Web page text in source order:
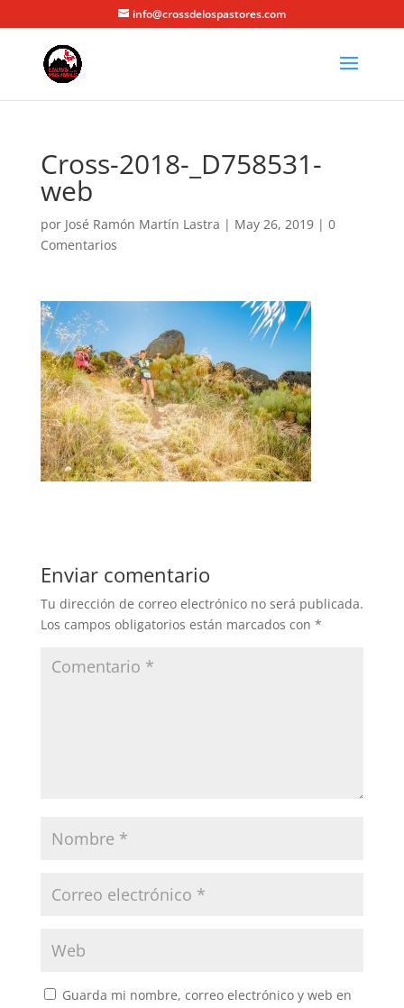
info@crossdelospastores.com
Cross-2018-_D758531-
web
por José Ramón Martín Lastra | May 26, 2019| 0
Comentarios
Enviar comentario
Tu dirección de correo electrónico no será publicada.
Los campos obligatorios están marcados con *
Guarda mi nombre, correo electrónico y web en